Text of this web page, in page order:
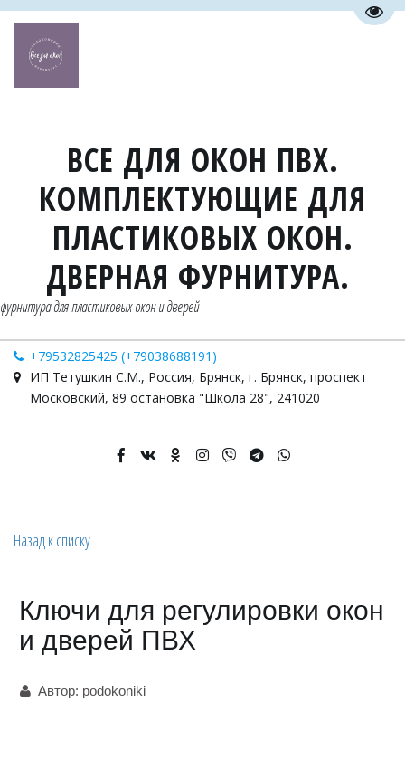
ВСЕ ДЛЯ ОКОН ПВХ.
КОМПЛЕКТУЮЩИЕ ДЛЯ
ПЛАСТИКОВЫХ ОКОН.
ДВЕРНАЯ ФУРНИТУРА.
фурнитура для пластиковых окон и дверей
+79532825425 (+79038688191)
ИП Тетушкин С.М., Россия, Брянск, г. Брянск, проспект
Московский, 89 остановка "Школа 28", 241020
Назад к списку
Ключи для регулировки окон
и дверей ПВХ
Автор: podokoniki